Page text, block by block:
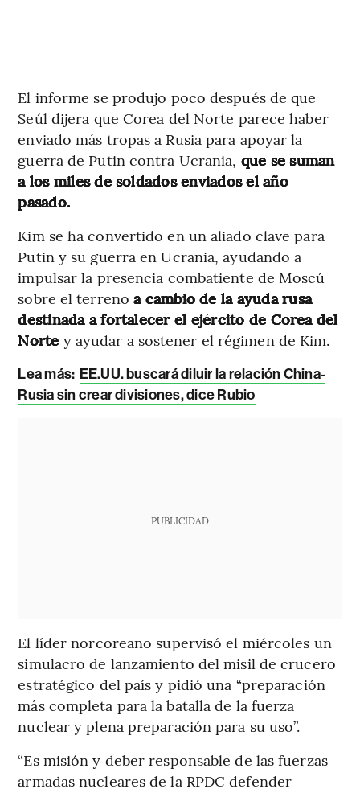
El informe se produjo poco después de que
Seúl dijera que Corea del Norte parece haber
enviado más tropas a Rusia para apoyar la
guerra de Putin contra Ucrania, que se suman
a los miles de soldados enviados el año
pasado.
Kim se ha convertido en un aliado clave para
Putin y su guerra en Ucrania, ayudando a
impulsar la presencia combatiente de Moscú
sobre el terrenoa cambio de la ayuda rusa
destinada a fortalecer el ejército de Corea del
Norte y ayudar a sostener el régimen de Kim.
Lea más: EE.UU. buscará diluir la relación China-
Rusia sin crear divisiones, dice Rubio
PUBLICIDAD
El líder norcoreano supervisó el miércoles un
simulacro de lanzamiento del misil de crucero
estratégico del país y pidió una “preparación
más completa para la batalla de la fuerza
nuclear y plena preparación para su uso”.
“Es misión y deber responsable de las fuerzas
armadas nucleares de la RPDC defender